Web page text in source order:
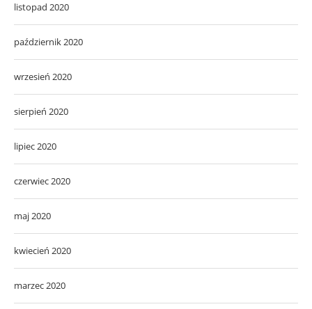
listopad 2020
październik 2020
wrzesień 2020
sierpień 2020
lipiec 2020
czerwiec 2020
maj 2020
kwiecień 2020
marzec 2020